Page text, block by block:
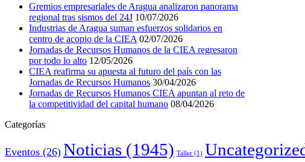
Gremios empresariales de Aragua analizaron panorama
regional tras sismos del 24J 10/07/2026
Industrias de Aragua suman esfuerzos solidarios en
centro de acopio de la CIEA 02/07/2026
Jornadas de Recursos Humanos de la CIEA regresaron
por todo lo alto 12/05/2026
CIEA reafirma su apuesta al futuro del país con las
Jornadas de Recursos Humanos 30/04/2026
Jornadas de Recursos Humanos CIEA apuntan al reto de
la competitividad del capital humano 08/04/2026
Categorías
Eventos (26) Noticias (1945) Taller (1)